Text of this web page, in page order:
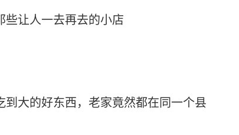
些让人一去再去的小店
到大的好东西，老家竟然都在同一个县